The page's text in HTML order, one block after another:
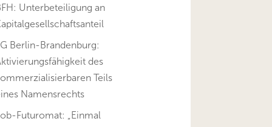
Unterbeteiligung an
Berlin-Brandenburg:
des
Teils
Namensrechts
Futuromat: „Einmal